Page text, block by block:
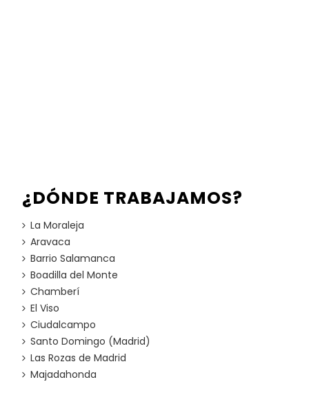
¿DÓNDE TRABAJAMOS?
La Moraleja
Aravaca
Barrio Salamanca
Boadilla del Monte
Chamberí
El Viso
Ciudalcampo
Santo Domingo (Madrid)
Las Rozas de Madrid
Majadahonda